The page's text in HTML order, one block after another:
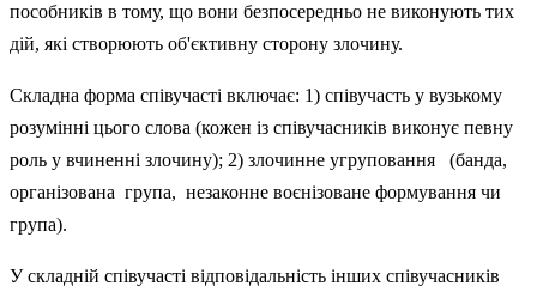
пособників в тому, що вони безпосередньо не виконують тих
дій, які створюють об'єктивну сторону злочину.
Складна форма співучасті включає: 1) співучасть у вузькому
розумінні цього слова (кожен із співучасників виконує певну
роль у вчиненні злочину); 2) злочинне угруповання (банда,
організована група, незаконне воєнізоване формування чи
група).
У складній співучасті відповідальність інших співучас­ників